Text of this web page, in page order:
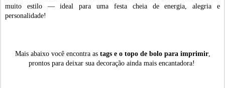
muito estilo — ideal para uma festa cheia de energia, alegria e
personalidade!
Mais abaixo você encontra astags e o topo de bolo para imprimir,
prontos para deixar sua decoração ainda mais encantadora!